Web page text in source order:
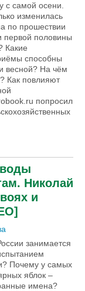
с самой осени.
изменилась
по прошествии
первой половины
Какие
способны
весной? На чём
Как повлияют
попросил
Николай
и
занимается
Почему у самых
яблок –
имена?